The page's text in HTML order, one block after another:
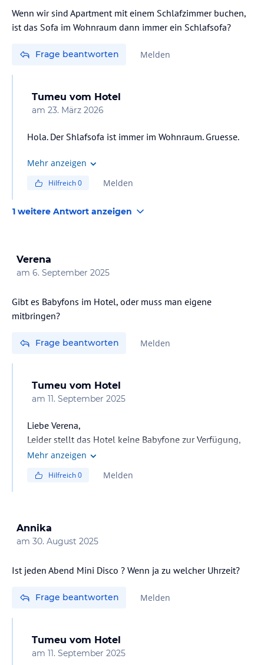
Wenn wir sind Apartment mit einem Schlafzimmer buchen,
ist das Sofa im Wohnraum dann immer ein Schlafsofa?
Frage beantworten Melden
Tumeu vom Hotel
am 23. März 2026
Hola. Der Shlafsofa ist immer im Wohnraum. Gruesse.
Mehr anzeigen
Hilfreich0 Melden
1 weitere Antwort anzeigen
Verena
am 6. September 2025
Gibt es Babyfons im Hotel, oder muss man eigene
mitbringen?
Frage beantworten Melden
Tumeu vom Hotel
am 11. September 2025
Liebe Verena,
Leider stellt das Hotel keine Babyfone zur Verfügung,
daher empfehlen wir, eigene Babyfone mitzubringen.
Mehr anzeigen
Hilfreich0 Melden
Annika
am 30. August 2025
Ist jeden Abend Mini Disco ? Wenn ja zu welcher Uhrzeit?
Frage beantworten Melden
Tumeu vom Hotel
am 11. September 2025